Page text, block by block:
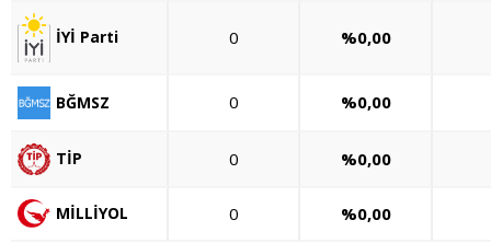
İYİ Parti 0 %0,00
BĞMSZ 0 %0,00
TİP 0 %0,00
MİLLİYOL 0 %0,00